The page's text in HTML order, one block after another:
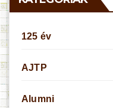
125 év
AJTP
Alumni